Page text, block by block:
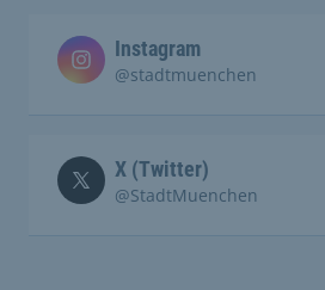
Instagram
@stadtmuenchen
X (Twitter)
@StadtMuenchen